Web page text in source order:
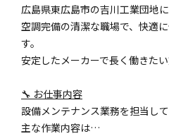
広島県東広島市の吉川工業団地
空調完備の清潔な職場で、快適
す。
安定したメーカーで長く働きたい
🔧 お仕事内容
設備メンテナンス業務を担当して
主な作業内容は…